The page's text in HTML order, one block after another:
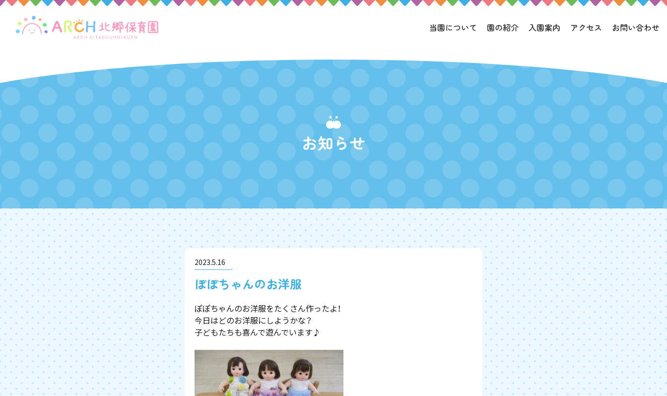
当園について 園の紹介 入園案内 アクセス お問い合わせ
お知らせ
2023.5.16
ぽぽちゃんのお洋服
ぽぽちゃんのお洋服をたくさん作ったよ！
今日はどのお洋服にしようかな？
子どもたちも喜んで遊んでいます♪